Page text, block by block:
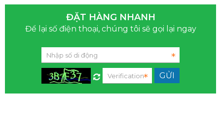
ĐẶT HÀNG NHANH
Để lại số điện thoại, chúng tôi sẽ gọi lại ngay